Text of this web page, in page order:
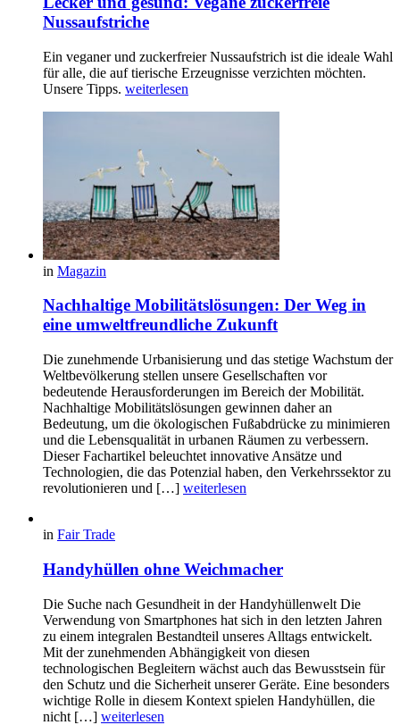
Nussaufstriche
Ein veganer und zuckerfreier Nussaufstrich ist die ideale Wahl
für alle, die auf tierische Erzeugnisse verzichten möchten.
Unsere Tipps. weiterlesen
in Magazin
Nachhaltige Mobilitätslösungen: Der Weg in
eine umweltfreundliche Zukunft
Die zunehmende Urbanisierung und das stetige Wachstum der
Weltbevölkerung stellen unsere Gesellschaften vor
bedeutende Herausforderungen im Bereich der Mobilität.
Nachhaltige Mobilitätslösungen gewinnen daher an
Bedeutung, um die ökologischen Fußabdrücke zu minimieren
und die Lebensqualität in urbanen Räumen zu verbessern.
Dieser Fachartikel beleuchtet innovative Ansätze und
Technologien, die das Potenzial haben, den Verkehrssektor zu
revolutionieren und […] weiterlesen
in Fair Trade
Handyhüllen ohne Weichmacher
Die Suche nach Gesundheit in der Handyhüllenwelt Die
Verwendung von Smartphones hat sich in den letzten Jahren
zu einem integralen Bestandteil unseres Alltags entwickelt.
Mit der zunehmenden Abhängigkeit von diesen
technologischen Begleitern wächst auch das Bewusstsein für
den Schutz und die Sicherheit unserer Geräte. Eine besonders
wichtige Rolle in diesem Kontext spielen Handyhüllen, die
nicht […] weiterlesen